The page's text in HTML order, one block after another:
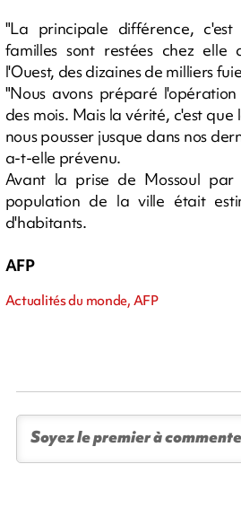
"La principale différence,
familles sont restées chez elle
l'Ouest, des dizaines de milliers
"Nous avons préparé
des mois. Mais la vérité, c'est
nous pousser jusque dans nos
a-t-elle prévenu.
Avant la prise de Mossoul
population de la ville était
d'habitants.
AFP
Actualités du monde, AFP